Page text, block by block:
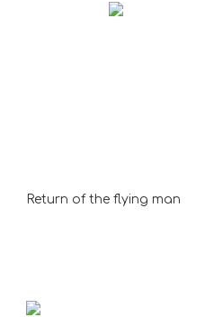
Return of the flying man